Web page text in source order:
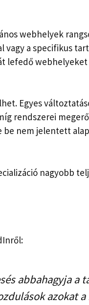
webhelyek
vagy a specifikus
lefedő
Egyes
rendszerei
be nem jelentett
nagyobb
abbahagyja a
azokat